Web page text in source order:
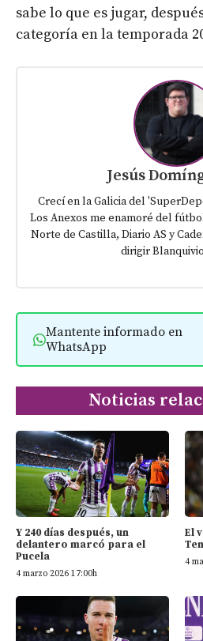
sabe lo que es jugar,
categoría en la temporada
Jesús
Crecí en la Galicia del
Los Anexos me enamoré del
Norte de Castilla, Diario AS y
dirigir
Mantente informado en
WhatsApp
Noticias
Y 240 días después, un
delantero marcó para el
Pucela
4 marzo 2026 17:00h
El
4